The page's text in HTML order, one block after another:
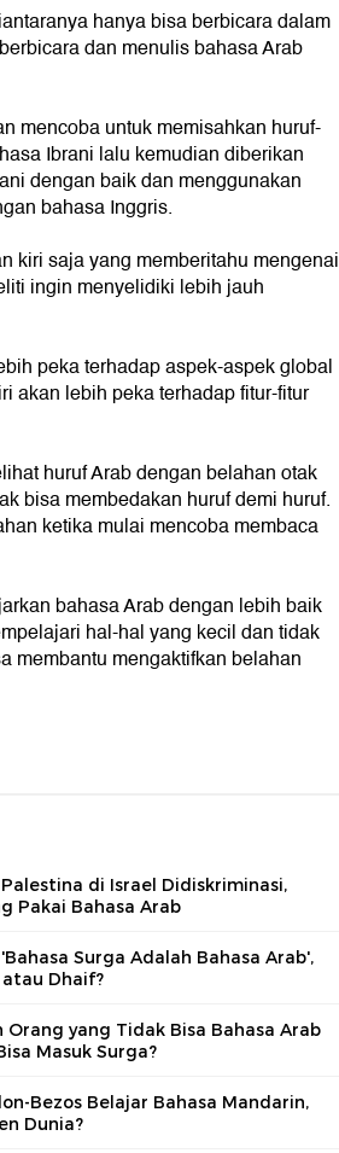
hanya bisa berbicara dalam
dan menulis bahasa Arab
mencoba untuk memisahkan huruf-
Ibrani lalu kemudian diberikan
dengan baik dan menggunakan
bahasa Inggris.
kiri saja yang memberitahu mengenai
ingin menyelidiki lebih jauh
peka terhadap aspek-aspek global
akan lebih peka terhadap fitur-fitur
huruf Arab dengan belahan otak
bisa membedakan huruf demi huruf.
ketika mulai mencoba membaca
bahasa Arab dengan lebih baik
hal-hal yang kecil dan tidak
membantu mengaktifkan belahan
di Israel Didiskriminasi,
Pakai Bahasa Arab
Surga Adalah Bahasa Arab',
Dhaif?
Orang yang Tidak Bisa Bahasa Arab
Masuk Surga?
Bezos Belajar Bahasa Mandarin,
Dunia?